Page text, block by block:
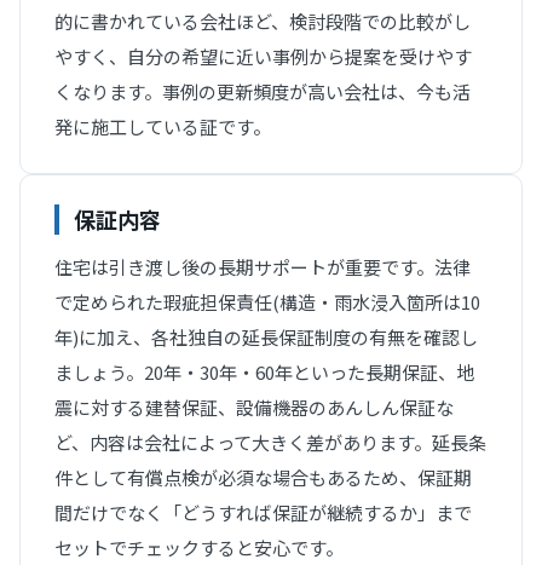
的に書かれている会社ほど、検討段階での比較がし
やすく、自分の希望に近い事例から提案を受けやす
くなります。事例の更新頻度が高い会社は、今も活
発に施工している証です。
保証内容
住宅は引き渡し後の長期サポートが重要です。法律
で定められた瑕疵担保責任(構造・雨水浸入箇所は10
年)に加え、各社独自の延長保証制度の有無を確認し
ましょう。20年・30年・60年といった長期保証、地
震に対する建替保証、設備機器のあんしん保証な
ど、内容は会社によって大きく差があります。延長条
件として有償点検が必須な場合もあるため、保証期
間だけでなく「どうすれば保証が継続するか」まで
セットでチェックすると安心です。